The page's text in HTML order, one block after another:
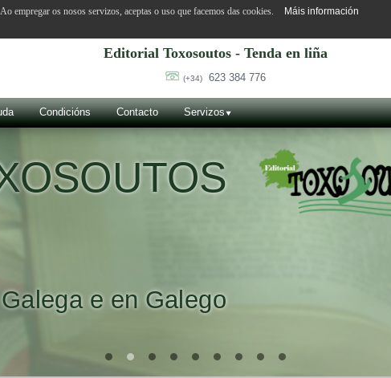
Editorial Toxosoutos - Tenda en liña
(+34) 623 384 776
Condicións Contacto Servizos
e en Galego
empregar os nosos servizos, aceptas o uso que facemos das cookies. Máis información